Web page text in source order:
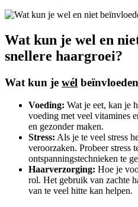
Wat kun je wel en
snellere haargroei?
Wat kun je wél
Voeding: Wat je eet, kan je
voeding met veel vitamines
en gezonder maken.
Stress: Als je te veel stress
veroorzaken. Probeer stress
ontspanningstechnieken te
Haarverzorging: Hoe je
rol. Het gebruik van zachte
van te veel hitte kan helpen.